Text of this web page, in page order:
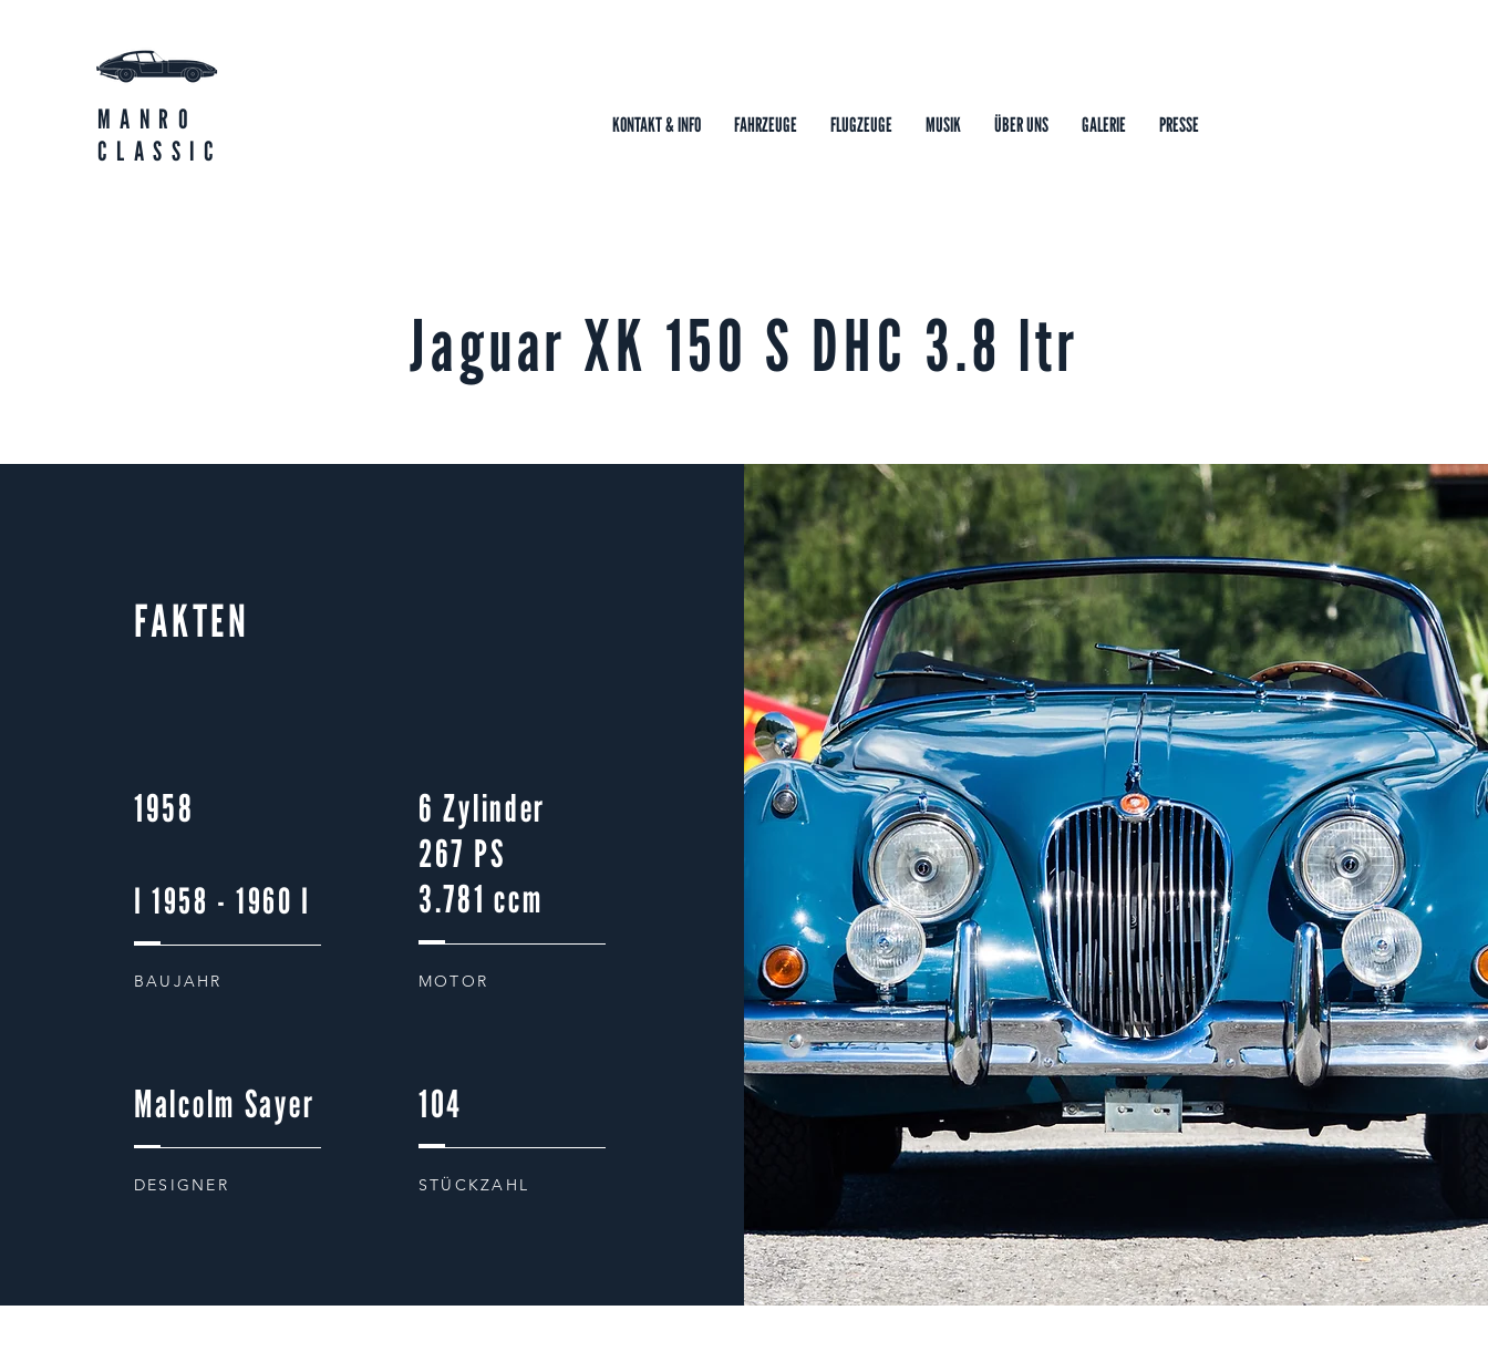
MANRO
CLASSIC
KONTAKT & INFO FAHRZEUGE FLUGZEUGE MUSIK ÜBER UNS GALERIE PRESSE
Jaguar XK 150 S DHC 3.8 ltr
FAKTEN
I 1958 - 1960 I
BAUJAHR
Malcolm Sayer
DESIGNER
6 Zylinder
267 PS
3.781 ccm
MOTOR
104
STÜCKZAHL
1958